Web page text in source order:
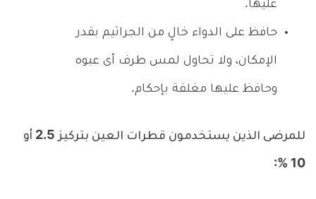
عليها.
حافظ على الدواء خالٍ من الجراثيم بقدر
الإمكان، ولا تحاول لمس طرف أى عبوه
وحافظ عليها مغلقة بإحكام.
للمرضى الذين يستخدمون قطرات العين بتركيز 2.5 أو
10 %: